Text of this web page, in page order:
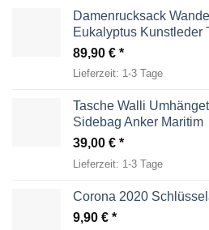
Damenrucksack
Eukalyptus Kunstleder
89,90 €
Lieferzeit: 1-3 Tage
Tasche Walli
Sidebag Anker Maritim
39,00 €
Lieferzeit: 1-3 Tage
Corona 2020
9,90 €